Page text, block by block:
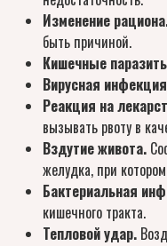
Изменение
быть причиной.
Кишечные
Вирусная
Реакция на
вызывать рвоту в
Вздутие живота.
желудка, при
Бактериальная
кишечного тракта.
Тепловой удар.